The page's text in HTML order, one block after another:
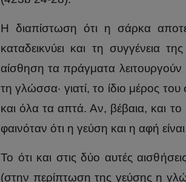
Η διαπίστωση ότι η σάρκα
καταδεικνύει και τη συγγένεια
αίσθηση τα πράγματα
τη γλώσσα· γιατί, το ίδιο μέρος
και όλα τα απτά. Αν, βέβαια, και
φαινόταν ότι η γεύση και η αφή
Το ότι και στις δύο αυτές
(στην περίπτωση της γεύσης η